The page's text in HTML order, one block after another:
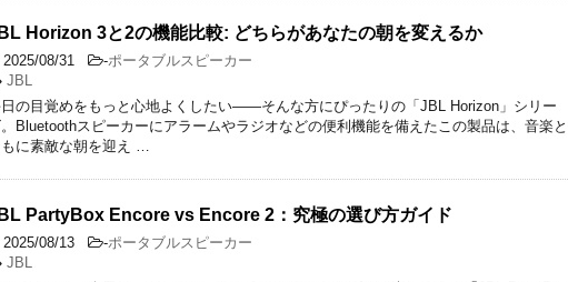
Horizon 3と2の機能比較: どちらがあなたの朝を変えるか
2025/08/31 -ポータブルスピーカー
JBL
の目覚めをもっと心地よくしたい――そんな方にぴったりの「JBL Horizon」シリー
Bluetoothスピーカーにアラームやラジオなどの便利機能を備えたこの製品は、音楽と
もに素敵な朝を迎え …
PartyBox Encore vs Encore 2：究極の選び方ガイド
2025/08/13 -ポータブルスピーカー
JBL